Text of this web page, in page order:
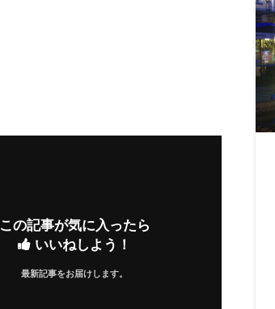
この記事が気に入ったら
いいねしよう！
最新記事をお届けします。